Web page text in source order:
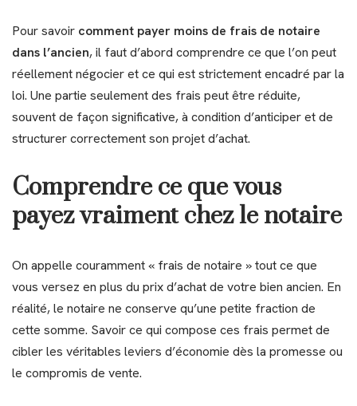
Pour savoir comment payer moins de frais de notaire
dans l’ancien, il faut d’abord comprendre ce que l’on peut
réellement négocier et ce qui est strictement encadré par la
loi. Une partie seulement des frais peut être réduite,
souvent de façon significative, à condition d’anticiper et de
structurer correctement son projet d’achat.
Comprendre ce que vous
payez vraiment chez le notaire
On appelle couramment « frais de notaire » tout ce que
vous versez en plus du prix d’achat de votre bien ancien. En
réalité, le notaire ne conserve qu’une petite fraction de
cette somme. Savoir ce qui compose ces frais permet de
cibler les véritables leviers d’économie dès la promesse ou
le compromis de vente.